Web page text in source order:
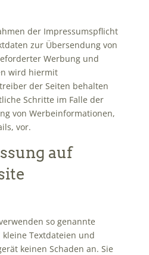
der Impressumspflicht
zur Übersendung von
Werbung und
wird hiermit
der Seiten behalten
Schritte im Falle der
von Werbeinformationen,
vor.
auf
so genannte
kleine Textdateien und
keinen Schaden an. Sie